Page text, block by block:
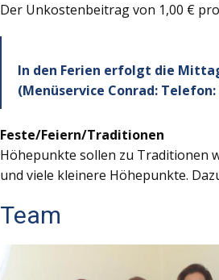
Der Unkostenbeitrag von 1,00 €
In den Ferien erfolgt die
(Menüservice Conrad: Telefon:
Feste/Feiern/Traditionen
Höhepunkte sollen zu Traditionen
und viele kleinere Höhepunkte.
Team